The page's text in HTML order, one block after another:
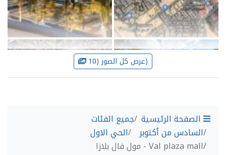
عرض كل الصور (10)
الصفحة الرئيسية جميع الفئات
السادس من أكتوبر
الحي الاول
Val plaza mall - مول فال بلازا